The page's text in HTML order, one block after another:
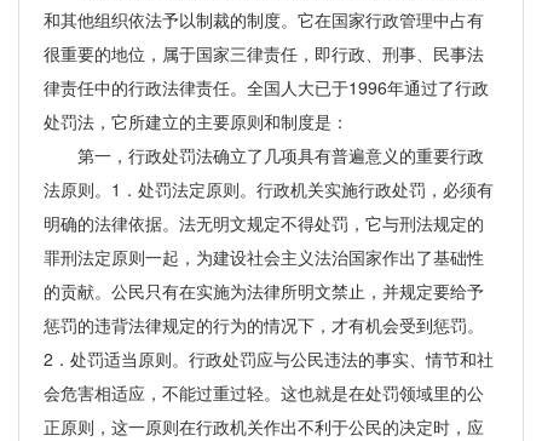
和其他组织依法予以制裁的制度。它在国家行政管理中占有
很重要的地位，属于国家三律责任，即行政、刑事、民事法
律责任中的行政法律责任。全国人大已于1996年通过了行政
处罚法，它所建立的主要原则和制度是：
第一，行政处罚法确立了几项具有普遍意义的重要行政
法原则。1．处罚法定原则。行政机关实施行政处罚，必须有
明确的法律依据。法无明文规定不得处罚，它与刑法规定的
罪刑法定原则一起，为建设社会主义法治国家作出了基础性
的贡献。公民只有在实施为法律所明文禁止，并规定要给予
惩罚的违背法律规定的行为的情况下，才有机会受到惩罚。
2．处罚适当原则。行政处罚应与公民违法的事实、情节和社
会危害相适应，不能过重过轻。这也就是在处罚领域里的公
正原则，这一原则在行政机关作出不利于公民的决定时，应